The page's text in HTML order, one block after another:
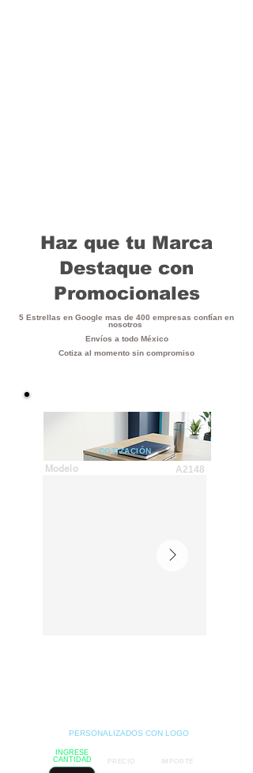
5 Estrellas en Google mas de 400 empresas confían en
nosotros
Envíos a todo México
Cotiza al momento sin compromiso
Haz que tu Marca
Destaque con
Promocionales
COTIZACIÓN
Modelo A2148
PERSONALIZADOS CON LOGO
INGRESE
CANTIDAD
IMPORTE
PRECIO